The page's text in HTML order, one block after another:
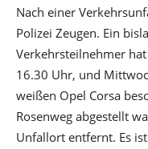
Nach einer
Polizei Zeugen. Ein
Verkehrsteilnehmer
16.30 Uhr, und
weißen Opel Corsa
Rosenweg abgestellt
Unfallort entfernt. Es